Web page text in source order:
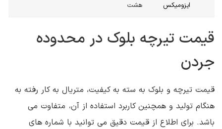
ایزومیکس
هشت
قیمت تیرچه بلوک در محدوده
جردن
قیمت تیرچه و بلوک به سته به کیفیت، متریال به کار رفته به
هنگام تولید و همچنین کاربرد استفاده از آن، متفاوت می
باشد. برای اطلاع از قیمت دقیق می توانید با شماره های